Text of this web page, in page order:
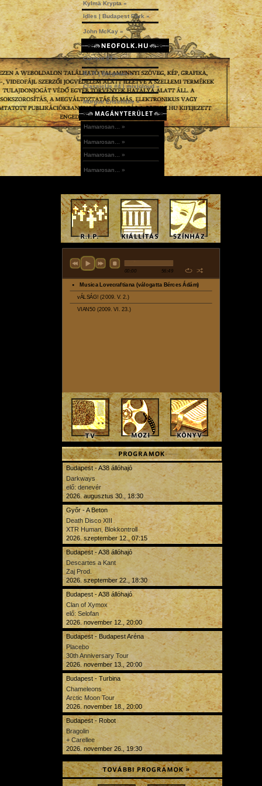
Kylmä Krypta »
Idles | Budapest Park »
John McKay »
Current 93 »
R.I.P | Bergman »
ClassicUs #4 | mix|cloud »
Morgue Ensemble »
Hamarosan... »
Hamarosan... »
Hamarosan... »
Hamarosan... »
Budapest - A38 állóhajó
Darkways
elő: denevér
2026. augusztus 30., 18:30
Győr - A Beton
Death Disco XIII
XTR Human, Blokkontroll
2026. szeptember 12., 07:15
Budapest - A38 állóhajó
Descartes a Kant
Zaj Prod.
2026. szeptember 22., 18:30
Budapest - A38 állóhajó
Clan of Xymox
elő: Selofan
2026. november 12., 20:00
Budapest - Budapest Aréna
Placebo
30th Anniversary Tour
2026. november 13., 20:00
Budapest - Turbina
Chameleons
Arctic Moon Tour
2026. november 18., 20:00
Budapest - Robot
Bragolin
+ Carellee
2026. november 26., 19:30